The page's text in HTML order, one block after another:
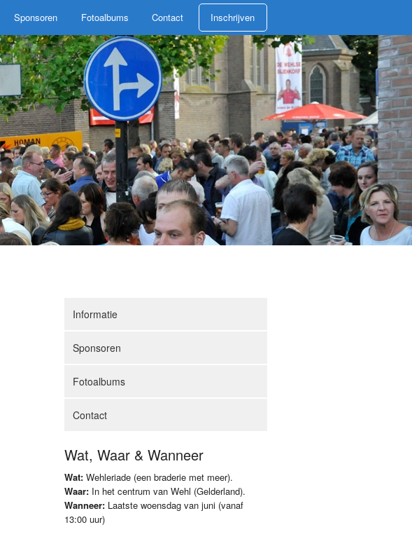
Sponsoren Fotoalbums Contact Inschrijven
Informatie
Sponsoren
Fotoalbums
Contact
Wat, Waar & Wanneer
Wat: Wehleriade (een braderie met meer).
Waar: In het centrum van Wehl (Gelderland).
Wanneer: Laatste woensdag van juni (vanaf
13:00 uur)